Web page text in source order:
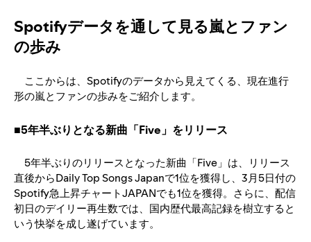
Spotifyデータを通して見る嵐とファン
の歩み
ここからは、Spotifyのデータから見えてくる、現在進行
形の嵐とファンの歩みをご紹介します。
■5年半ぶりとなる新曲「Five」をリリース
5年半ぶりのリリースとなった新曲「Five」は、リリース
直後からDaily Top Songs Japanで1位を獲得し、3月5日付の
Spotify急上昇チャートJAPANでも1位を獲得。さらに、配信
初日のデイリー再生数では、国内歴代最高記録を樹立すると
いう快挙を成し遂げています。